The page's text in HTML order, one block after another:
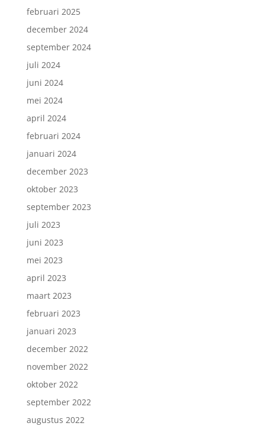
februari 2025
december 2024
september 2024
juli 2024
juni 2024
mei 2024
april 2024
februari 2024
januari 2024
december 2023
oktober 2023
september 2023
juli 2023
juni 2023
mei 2023
april 2023
maart 2023
februari 2023
januari 2023
december 2022
november 2022
oktober 2022
september 2022
augustus 2022